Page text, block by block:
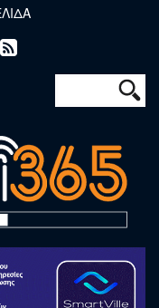
Φόρμα
Αναζήτηση